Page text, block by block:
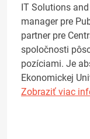
IT Solutions
manager pre
partner pre
spoločnosti
pozíciami. Je
Ekonomickej
Zobraziť viac